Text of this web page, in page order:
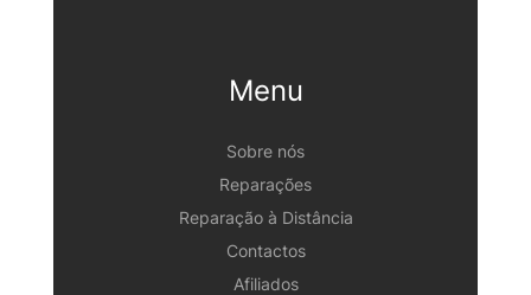
Menu
Sobre nós
Reparações
Reparação à Distância
Contactos
Afiliados